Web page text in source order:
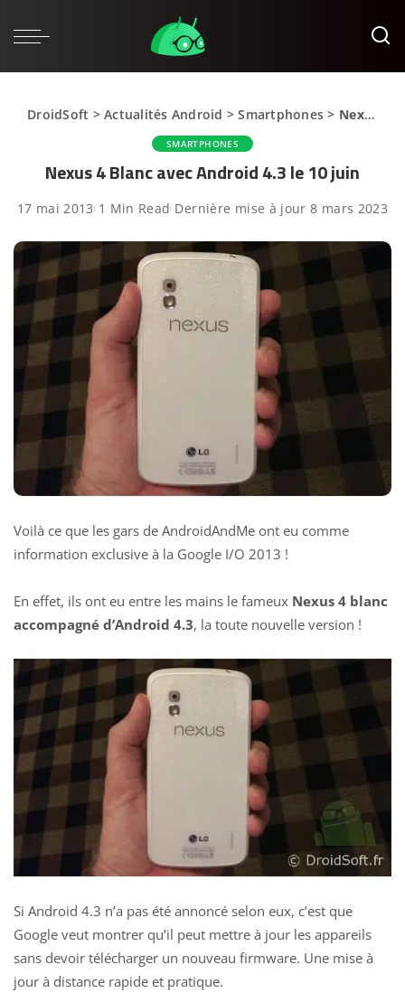
DroidSoft >Actualités Android >Smartphones > Nexus 4 Blanc avec Android 4.3 le 10 juin
SMARTPHONES
Nexus 4 Blanc avec Android 4.3 le 10 juin
17 mai 2013 1 Min Read Dernière mise à jour 8 mars 2023
Voilà ce que les gars de AndroidAndMe ont eu comme
information exclusive à la Google I/O 2013 !
En effet, ils ont eu entre les mains le fameux Nexus 4 blanc
accompagné d’Android 4.3, la toute nouvelle version !
Si Android 4.3 n’a pas été annoncé selon eux, c’est que
Google veut montrer qu’il peut mettre à jour les appareils
sans devoir télécharger un nouveau firmware. Une mise à
jour à distance rapide et pratique.